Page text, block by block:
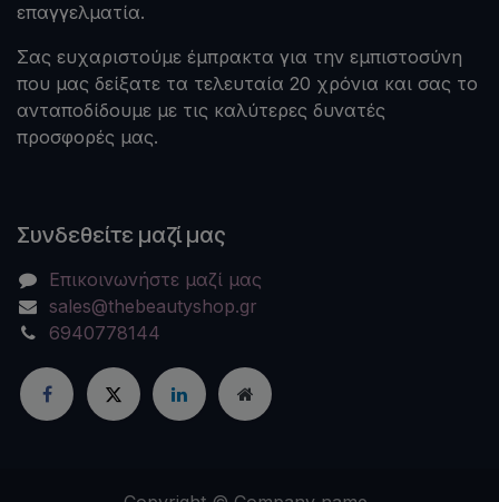
επαγγελματία.
Σας ευχαριστούμε έμπρακτα για την εμπιστοσύνη
που μας δείξατε τα τελευταία 20 χρόνια και σας το
ανταποδίδουμε με τις καλύτερες δυνατές
προσφορές μας.
Συνδεθείτε μαζί μας
Επικοινωνήστε μαζί μας
sales@thebeautyshop.gr
6940778144